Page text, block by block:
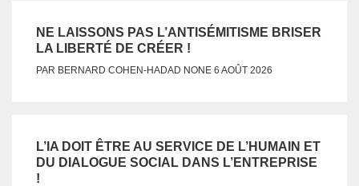
NE LAISSONS PAS L’ANTISÉMITISME BRISER
LA LIBERTÉ DE CRÉER !
PAR BERNARD COHEN-HADAD NONE 6 AOÛT 2026
L’IA DOIT ÊTRE AU SERVICE DE L’HUMAIN ET
DU DIALOGUE SOCIAL DANS L’ENTREPRISE
!